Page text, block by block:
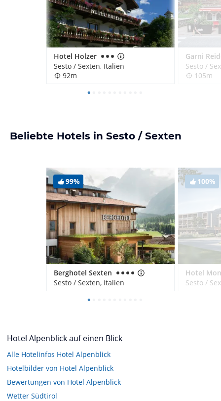
Hotel Holzer
Sesto / Sexten, Italien
92m
Garni
Sesto /
105m
Beliebte Hotels in Sesto / Sexten
99%
Berghotel Sexten
Sesto / Sexten, Italien
100%
Sesto /
Hotel Alpenblick auf einen Blick
Alle Hotelinfos Hotel Alpenblick
Hotelbilder von Hotel Alpenblick
Bewertungen von Hotel Alpenblick
Wetter Südtirol